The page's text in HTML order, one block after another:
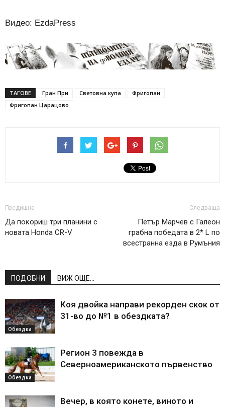
Видео: EzdaPress
ТАГОВЕ Гран При Световна купа
Фригопан
Фригопан Царацово
Предишна
Да покориш три планини с
новата Honda CR-V
Следваща
Петър Марчев с Галеон
грабна победата в 2* L по
всестранна езда в Румъния
ПОДОБНИ ВИЖ ОЩЕ...
Обездка
Коя двойка направи рекорден скок от
31-во до №1 в обездката?
Обездка
Регион 3 повежда в
Северноамериканското първенство
Вечер, в която конете, виното и